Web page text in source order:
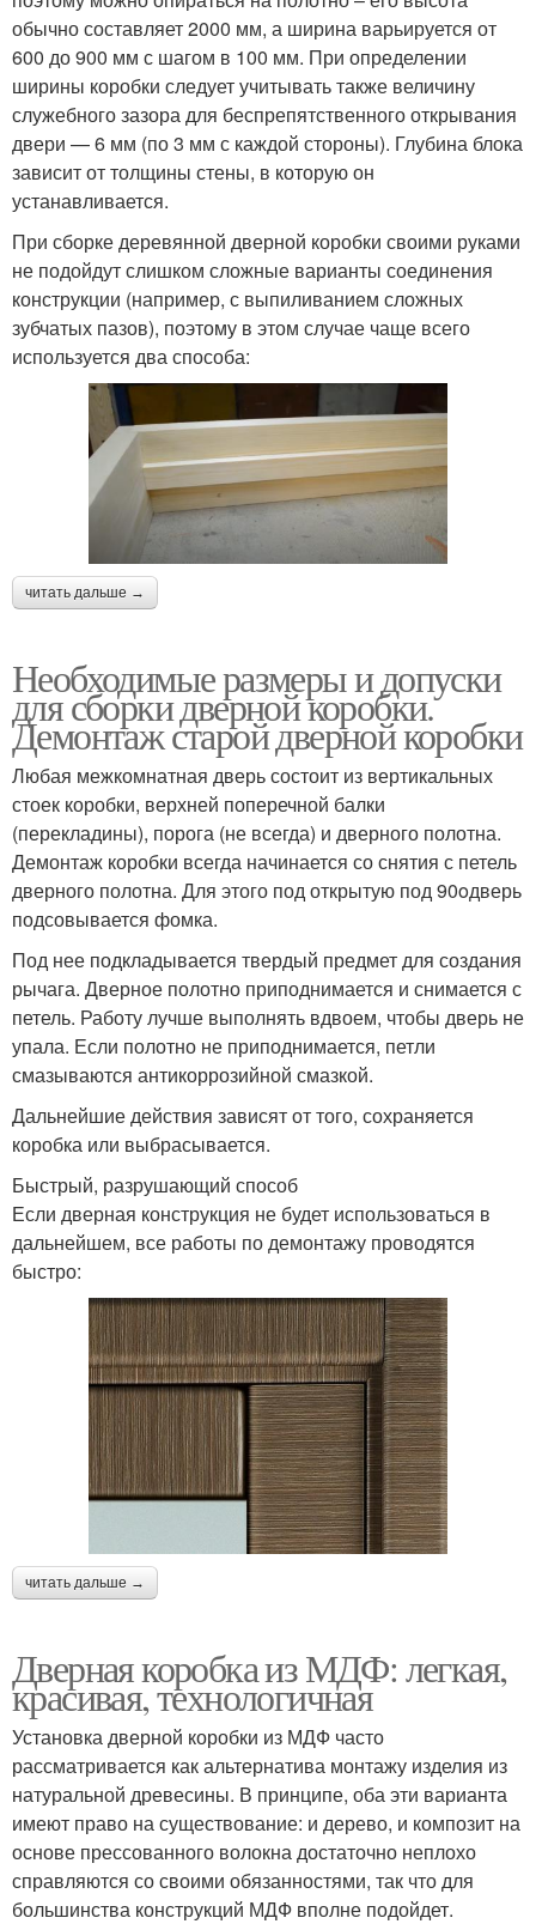
обычно составляет 2000 мм, а ширина варьируется от
600 до 900 мм с шагом в 100 мм. При определении
ширины коробки следует учитывать также величину
служебного зазора для беспрепятственного открывания
двери — 6 мм (по 3 мм с каждой стороны). Глубина блока
зависит от толщины стены, в которую он
устанавливается.
При сборке деревянной дверной коробки своими руками
не подойдут слишком сложные варианты соединения
конструкции (например, с выпиливанием сложных
зубчатых пазов), поэтому в этом случае чаще всего
используется два способа:
читать дальше →
Необходимые размеры и допуски
для сборки дверной коробки.
Демонтаж старой дверной коробки
Любая межкомнатная дверь состоит из вертикальных
стоек коробки, верхней поперечной балки
(перекладины), порога (не всегда) и дверного полотна.
Демонтаж коробки всегда начинается со снятия с петель
дверного полотна. Для этого под открытую под 90oдверь
подсовывается фомка.
Под нее подкладывается твердый предмет для создания
рычага. Дверное полотно приподнимается и снимается с
петель. Работу лучше выполнять вдвоем, чтобы дверь не
упала. Если полотно не приподнимается, петли
смазываются антикоррозийной смазкой.
Дальнейшие действия зависят от того, сохраняется
коробка или выбрасывается.
Быстрый, разрушающий способ
Если дверная конструкция не будет использоваться в
дальнейшем, все работы по демонтажу проводятся
быстро:
читать дальше →
Дверная коробка из МДФ: легкая,
красивая, технологичная
Установка дверной коробки из МДФ часто
рассматривается как альтернатива монтажу изделия из
натуральной древесины. В принципе, оба эти варианта
имеют право на существование: и дерево, и композит на
основе прессованного волокна достаточно неплохо
справляются со своими обязанностями, так что для
большинства конструкций МДФ вполне подойдет.